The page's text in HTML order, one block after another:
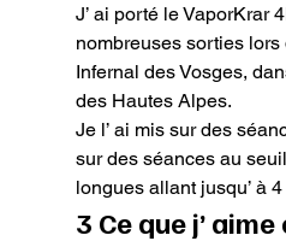
J’ ai porté le VaporKrar
nombreuses sorties lors
Infernal des Vosges,
des Hautes Alpes.
Je l’ ai mis sur des
sur des séances au
longues allant jusqu’ à
3 Ce que j’